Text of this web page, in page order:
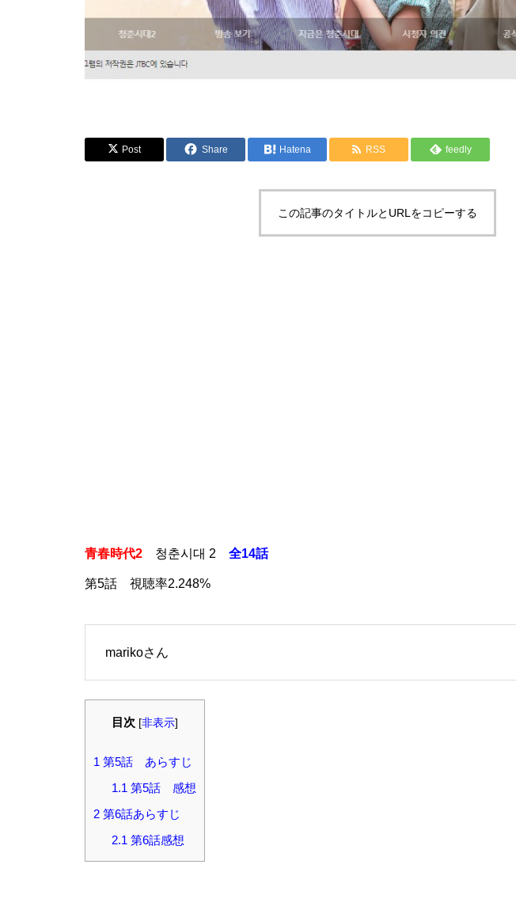
Post Share Hatena RSS feedly
この記事のタイトルとURLをコピーする
青春時代2 청춘시대 2 全14話
第5話 視聴率2.248%
marikoさん
目次 [非表示]
1 第5話 あらすじ
1.1 第5話 感想
2 第6話あらすじ
2.1 第6話感想